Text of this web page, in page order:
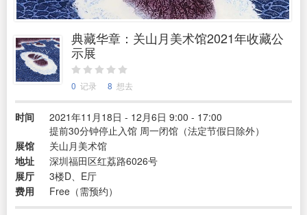
典藏华章：关山月美术馆2021年收藏公
示展
0 记录 8 想去
时间
2021年11月18日 - 12月6日 9:00 - 17:00
提前30分钟停止入馆 周一闭馆（法定节假日除外）
展馆
关山月美术馆
地址
深圳福田区红荔路6026号
展厅
3楼D、E厅
费用
Free（需预约）